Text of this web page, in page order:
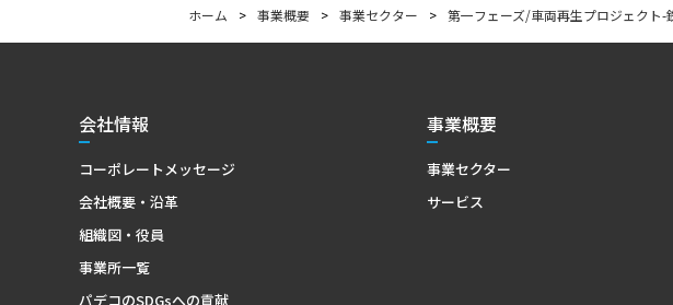
ホーム > 事業概要 > 事業セクター > 第一フェーズ/車両再生プロジェクト
会社情報
コーポレートメッセージ
会社概要・沿革
組織図・役員
事業所一覧
パデコのSDGsへの貢献
事業概要
事業セクター
サービス